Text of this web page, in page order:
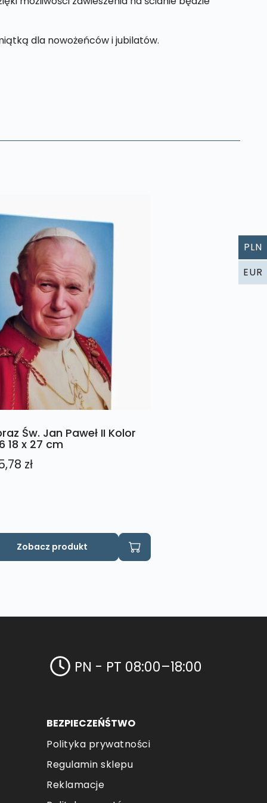
dla nowożeńców i jubilatów.
Św. Jan Paweł II Kolor
18 x 27 cm
zł
Zobacz produkt
PN - PT 08:00–18:00
BEZPIECZEŃŚTWO
Polityka prywatności
Regulamin sklepu
Reklamacje
PLN
EUR